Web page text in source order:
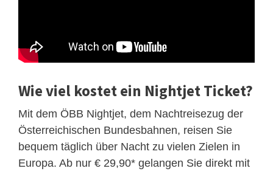
Wie viel kostet ein Nightjet Ticket?
Mit dem ÖBB Nightjet, dem Nachtreisezug der
Österreichischen Bundesbahnen, reisen Sie
bequem täglich über Nacht zu vielen Zielen in
Europa. Ab nur € 29,90* gelangen Sie direkt mit